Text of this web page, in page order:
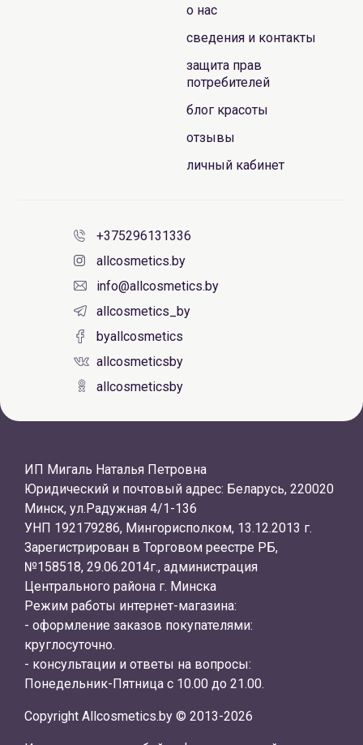
о нас
сведения и контакты
защита прав
потребителей
блог красоты
отзывы
личный кабинет
+375296131336
allcosmetics.by
info@allcosmetics.by
allcosmetics_by
byallcosmetics
allcosmeticsby
allcosmeticsby
ИП Мигаль Наталья Петровна
Юридический и почтовый адрес: Беларусь, 220020
Минск, ул.Радужная 4/1-136
УНП 192179286, Мингорисполком, 13.12.2013 г.
Зарегистрирован в Торговом реестре РБ,
№158518, 29.06.2014г., администрация
Центрального района г. Минска
Режим работы интернет-магазина:
- оформление заказов покупателями:
круглосуточно.
- консультации и ответы на вопросы:
Понедельник-Пятница с 10.00 до 21.00.
Copyright Allcosmetics.by © 2013-2026